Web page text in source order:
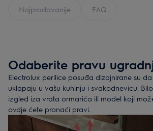
Najprodavanije FAQ
Odaberite pravu
Electrolux perilice posuđa dizajnirane su
uklapaju u vašu kuhinju i svakodnevicu.
izgled iza vrata ormarića ili model koji
ovdje ćete pronaći pravi.